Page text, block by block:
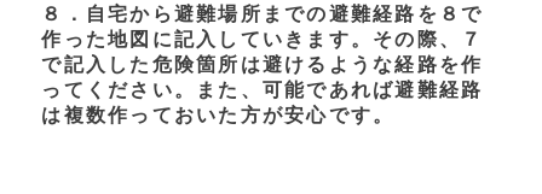
８．自宅から避難場所までの避難経路を８で
作った地図に記入していきます。その際、７
で記入した危険箇所は避けるような経路を作
ってください。また、可能であれば避難経路
は複数作っておいた方が安心です。